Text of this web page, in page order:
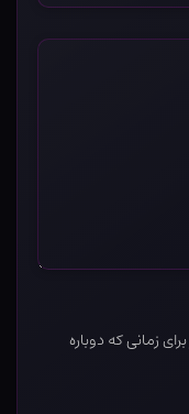
زمانی که دوباره